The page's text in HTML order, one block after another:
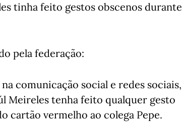
tinha feito gestos obscenos durante
pela federação:
comunicação social e redes sociais,
Meireles tenha feito qualquer gesto
cartão vermelho ao colega Pepe.